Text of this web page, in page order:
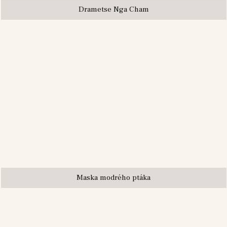
Drametse Nga Cham
Maska modrého ptáka